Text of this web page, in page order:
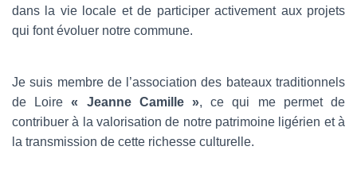
dans la vie locale et de participer activement aux projets
qui font évoluer notre commune.
Je suis membre de l’association des bateaux traditionnels
de Loire« Jeanne Camille », ce qui me permet de
contribuer à la valorisation de notre patrimoine ligérien et à
la transmission de cette richesse culturelle.